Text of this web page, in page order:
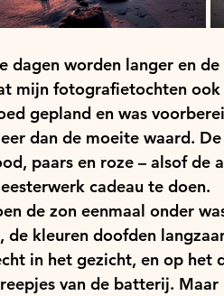
dagen worden langer en
mijn fotografietochten ook
gepland en was
dan de moeite waard.
paars en roze – alsof de
cadeau te doen.
de zon eenmaal onder
de kleuren doofden
in het gezicht, en op het
van de batterij.